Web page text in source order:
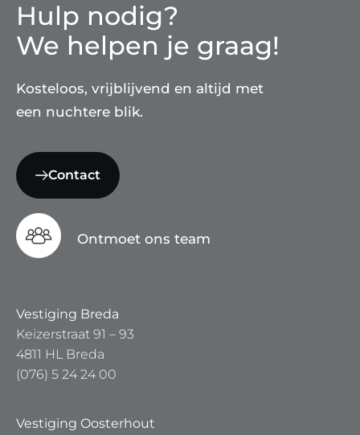
Hulp nodig?
We helpen je graag!
Kosteloos, vrijblijvend en altijd met
een nuchtere blik.
Contact
Ontmoet ons team
Vestiging Breda
Keizerstraat 91 – 93
4811 HL Breda
(076) 5 24 24 00
Vestiging Oosterhout